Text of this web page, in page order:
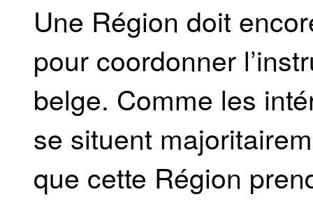
Une Région doit
pour coordonner
belge. Comme les
se situent
que cette Région